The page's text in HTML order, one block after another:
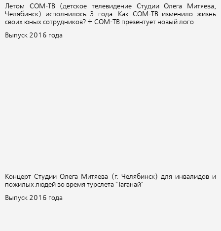
Летом СОМ-ТВ (детское телевидение Студии Олега Митяева,
Челябинск) исполнилось 3 года. Как СОМ-ТВ изменило жизнь
своих юных сотрудников? + СОМ-ТВ презентует новый лого
Выпуск 2016 года
Концерт Студии Олега Митяева (г. Челябинск) для инвалидов и
пожилых людей во время турслёта "Таганай"
Выпуск 2016 года